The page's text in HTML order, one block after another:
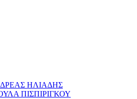
ΗΛΙΑΔΗΣ
ΠΙΣΠΙΡΙΓΚΟΥ